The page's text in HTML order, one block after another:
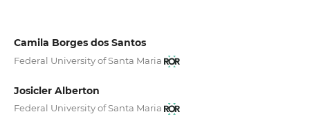
Camila Borges dos Santos
Federal University of Santa Maria
Josicler Alberton
Federal University of Santa Maria